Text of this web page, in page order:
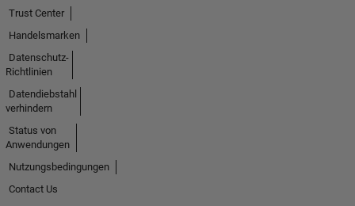
Trust Center
Handelsmarken
Datenschutz-
Richtlinien
Datendiebstahl
verhindern
Status von
Anwendungen
Nutzungsbedingungen
Contact Us